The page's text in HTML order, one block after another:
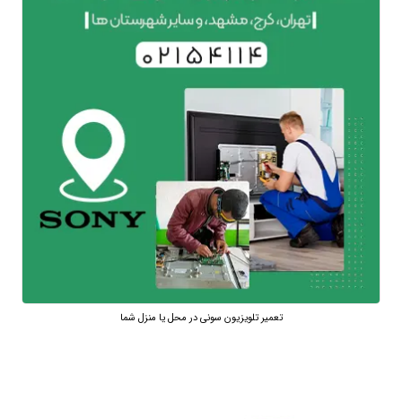
تعمیر تلویزیون سونی در محل یا منزل شما